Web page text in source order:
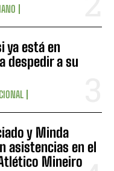
ya está en
despedir a su
y Minda
asistencias en el
Mineiro